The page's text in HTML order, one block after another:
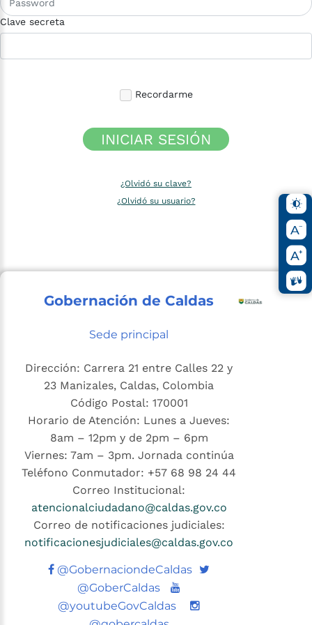
Clave secreta
Recordarme
INICIAR SESIÓN
¿Olvidó su clave?
¿Olvidó su usuario?
Gobernación de Caldas
Sede principal
Dirección: Carrera 21 entre Calles 22 y
23 Manizales, Caldas, Colombia
Código Postal: 170001
Horario de Atención: Lunes a Jueves:
8am – 12pm y de 2pm – 6pm
Viernes: 7am – 3pm. Jornada continúa
Teléfono Conmutador: +57 68 98 24 44
Correo Institucional:
atencionalciudadano@caldas.gov.co
Correo de notificaciones judiciales:
notificacionesjudiciales@caldas.gov.co
@GobernaciondeCaldas Twitter
@GoberCaldas
Youtube
@youtubeGovCaldas